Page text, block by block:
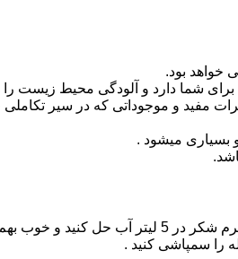
خواهد بود.
شما دارد و آلودگی محیط زیست را
مفید و موجوداتی که در سیر تکاملی
بسیاری میشود .
مگس : در آلودگی های ضعیف یک پیمانه و در آلودگی های شدید 2
را سمپاشی کنید .